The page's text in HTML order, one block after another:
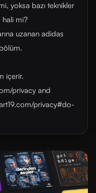
yoksa bazı teknikler
hali mi?
uzanan adidas
içerir.
privacy and
privacy#do-